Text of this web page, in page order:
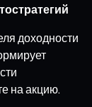
доходности
на акцию.